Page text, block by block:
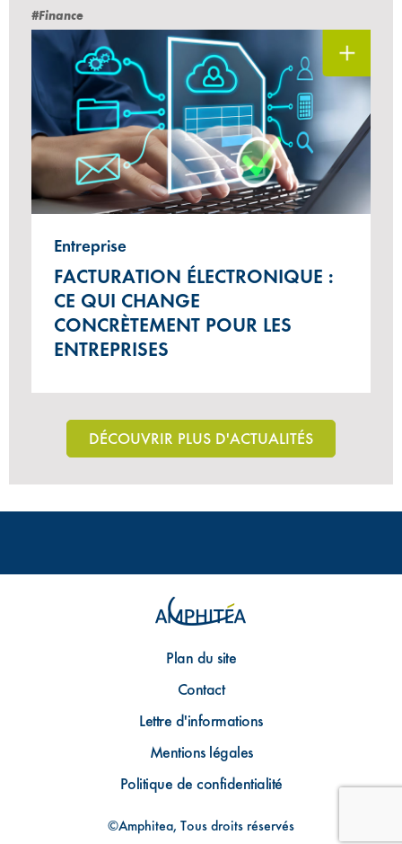
#Finance
Entreprise
FACTURATION ÉLECTRONIQUE :
CE QUI CHANGE
CONCRÈTEMENT POUR LES
ENTREPRISES
DÉCOUVRIR PLUS D'ACTUALITÉS
Plan du site
Contact
Lettre d'informations
Mentions légales
Politique de confidentialité
©Amphitea, Tous droits réservés